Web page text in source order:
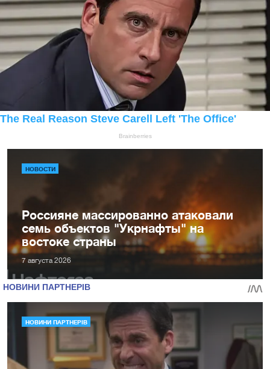
НОВОСТИ
Россияне массированно атаковали
семь объектов "Укрнафты" на
востоке страны
7 августа 2026